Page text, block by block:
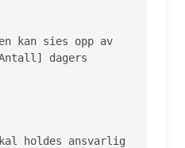
kan sies opp av
dagers
holdes ansvarlig